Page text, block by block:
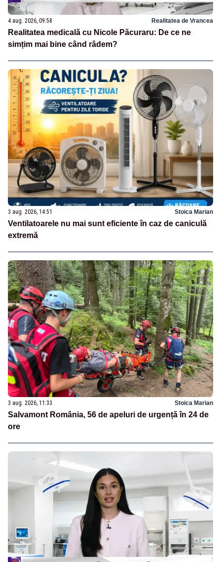
4 aug. 2026, 09:58 Realitatea de Vrancea
Realitatea medicală cu Nicole Păcuraru: De ce ne
simțim mai bine când râdem?
3 aug. 2026, 14:51 Stoica Marian
Ventilatoarele nu mai sunt eficiente în caz de caniculă
extremă
3 aug. 2026, 11:33 Stoica Marian
Salvamont România, 56 de apeluri de urgență în 24 de
ore